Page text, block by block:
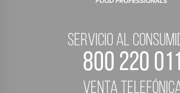
servicio al
800 220 011
Venta